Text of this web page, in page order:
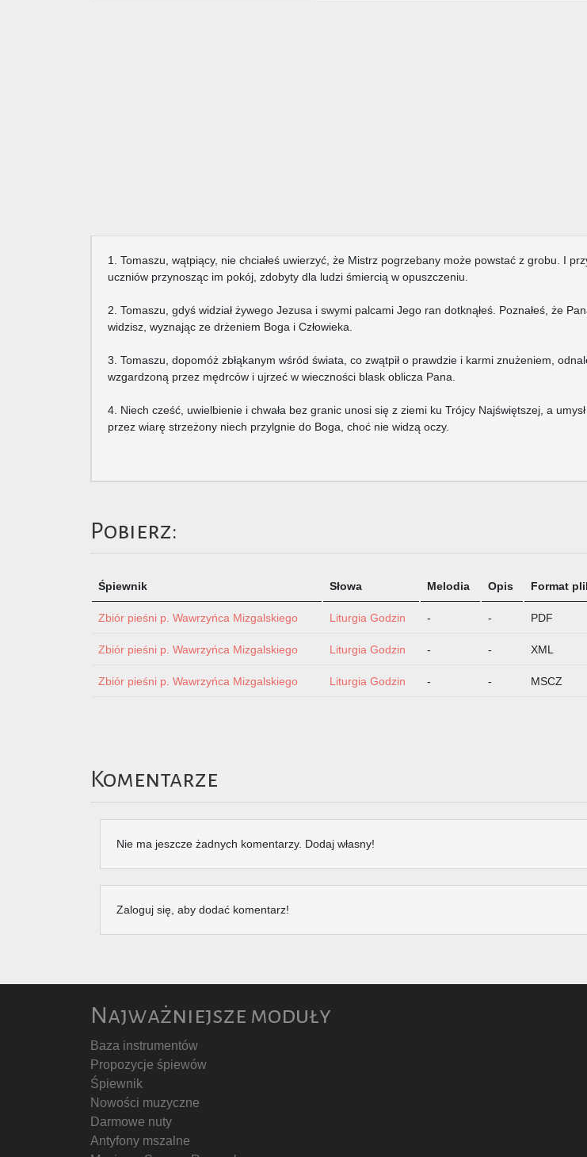
1. Tomaszu, wątpiący, nie chciałeś uwierzyć, że Mistrz pogrzebany może powstać z grobu. I
uczniów przynosząc im pokój, zdobyty dla ludzi śmiercią w opuszczeniu.
2. Tomaszu, gdyś widział żywego Jezusa i swymi palcami Jego ran dotknąłeś. Poznałeś, że
widzisz, wyznając ze drżeniem Boga i Człowieka.
3. Tomaszu, dopomóż zbłąkanym wśród świata, co zwątpił o prawdzie i karmi znużeniem,
wzgardzoną przez mędrców i ujrzeć w wieczności blask oblicza Pana.
4. Niech cześć, uwielbienie i chwała bez granic unosi się z ziemi ku Trójcy Najświętszej, a umysł
przez wiarę strzeżony niech przylgnie do Boga, choć nie widzą oczy.
Pobierz:
Śpiewnik Słowa Melodia Opis Format
Zbiór pieśni p. Wawrzyńca Mizgalskiego Liturgia Godzin - - PDF
Zbiór pieśni p. Wawrzyńca Mizgalskiego Liturgia Godzin - - XML
Zbiór pieśni p. Wawrzyńca Mizgalskiego Liturgia Godzin - - MSCZ
Komentarze
Nie ma jeszcze żadnych komentarzy. Dodaj własny!
Zaloguj się, aby dodać komentarz!
Najważniejsze moduły
Baza instrumentów
Propozycje śpiewów
Śpiewnik
Nowości muzyczne
Darmowe nuty
Antyfony mszalne